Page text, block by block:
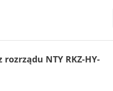
NTY RKZ-HY-